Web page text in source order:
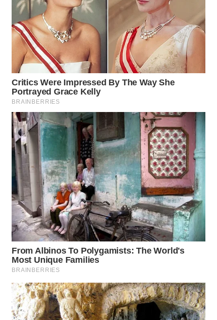
WN
DAIRI
WN
DANAU
TOBA
WN
WN
LANGKAT
WN
TAPANULI
SELATAN
WN
TANJUNG
LESUNG
WN
KARO
WN
SIMALUNGUN